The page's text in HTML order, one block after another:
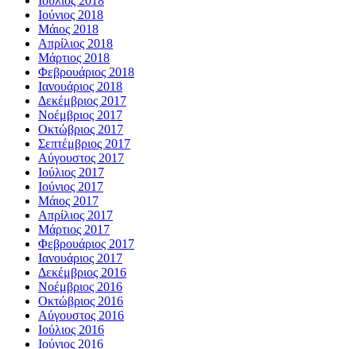
Ιούνιος 2018
Μάιος 2018
Απρίλιος 2018
Μάρτιος 2018
Φεβρουάριος 2018
Ιανουάριος 2018
Δεκέμβριος 2017
Νοέμβριος 2017
Οκτώβριος 2017
Σεπτέμβριος 2017
Αύγουστος 2017
Ιούλιος 2017
Ιούνιος 2017
Μάιος 2017
Απρίλιος 2017
Μάρτιος 2017
Φεβρουάριος 2017
Ιανουάριος 2017
Δεκέμβριος 2016
Νοέμβριος 2016
Οκτώβριος 2016
Αύγουστος 2016
Ιούλιος 2016
Ιούνιος 2016